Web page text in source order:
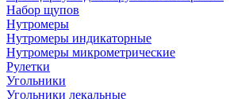
Набор щупов
Нутромеры
Нутромеры индикаторные
Нутромеры микрометрические
Рулетки
Угольники
Угольники лекальные